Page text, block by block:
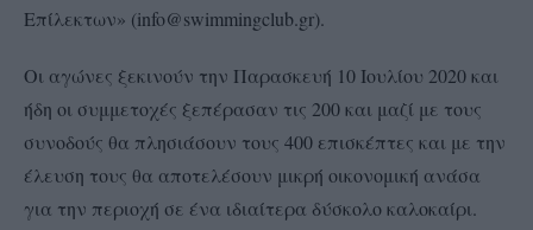
Επίλεκτων» (info@swimmingclub.gr).
Οι αγώνες ξεκινούν την Παρασκευή 10 Ιουλίου 2020 και
ήδη οι συμμετοχές ξεπέρασαν τις 200 και μαζί με τους
συνοδούς θα πλησιάσουν τους 400 επισκέπτες και με την
έλευση τους θα αποτελέσουν μικρή οικονομική ανάσα
για την περιοχή σε ένα ιδιαίτερα δύσκολο καλοκαίρι.